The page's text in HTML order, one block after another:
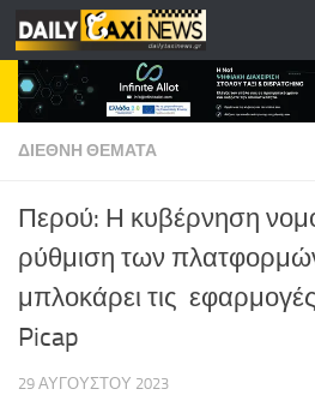
Skip to content
ΔΙΕΘΝΗ ΘΕΜΑΤΑ
Περού: Η κυβέρνηση
ρύθμιση των
μπλοκάρει τις
Picap
29 ΑΥΓΟΎΣΤΟΥ 2023